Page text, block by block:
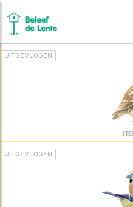
UITGEVLOGEN
UITGEVLOGEN